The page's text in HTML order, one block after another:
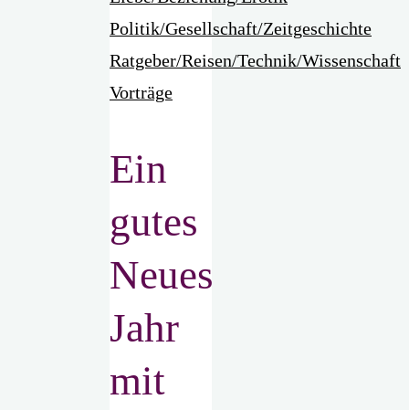
Politik/Gesellschaft/Zeitgeschichte
Ratgeber/Reisen/Technik/Wissenschaft
Vorträge
Ein
gutes
Neues
Jahr
mit